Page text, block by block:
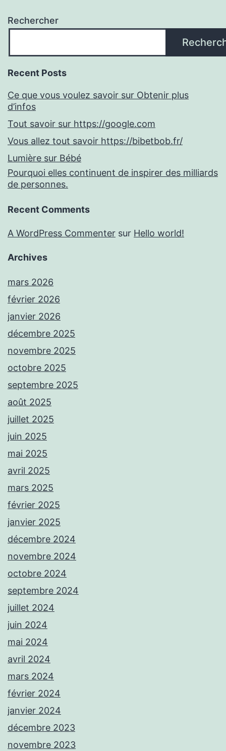
Rechercher
Recent Posts
Ce que vous voulez savoir sur Obtenir plus
d’infos
Tout savoir sur https://google.com
Vous allez tout savoir https://bibetbob.fr/
Lumière sur Bébé
Pourquoi elles continuent de inspirer des milliards
de personnes.
Recent Comments
A WordPress Commenter sur Hello world!
Archives
mars 2026
février 2026
janvier 2026
décembre 2025
novembre 2025
octobre 2025
septembre 2025
août 2025
juillet 2025
juin 2025
mai 2025
avril 2025
mars 2025
février 2025
janvier 2025
décembre 2024
novembre 2024
octobre 2024
septembre 2024
juillet 2024
juin 2024
mai 2024
avril 2024
mars 2024
février 2024
janvier 2024
décembre 2023
novembre 2023